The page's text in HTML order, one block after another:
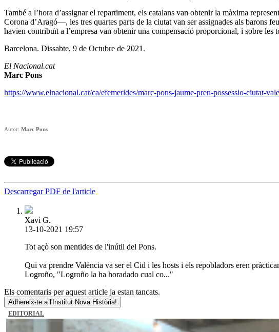
També a l’hora d’assignar el repartiment, els catalans van obtenir la màxima
Corona d’Aragó―, les tres quartes parts de la ciutat van ser assignades als barons
havien contribuït a l’empresa van obtenir una compensació proporcional, i sobre les
Barcelona. Dissabte, 9 de Octubre de 2021.
El Nacional.cat
Marc Pons
https://www.elnacional.cat/ca/efemerides/marc-pons-jaume-pren-possessio-ciutat-
Autor: Marc Pons
Descarregar PDF de l'article
Xavi G.
13-10-2021 19:57
Tot açò son mentides de l'inútil del Pons.
Qui va prendre València va ser el Cid i les hosts i els repobladors eren
Logroño, "Logroño la ha horadado cual co..."
Els comentaris per aquest article ja estan tancats.
Adhereix-te a l'Institut Nova Història!
EDITORIAL